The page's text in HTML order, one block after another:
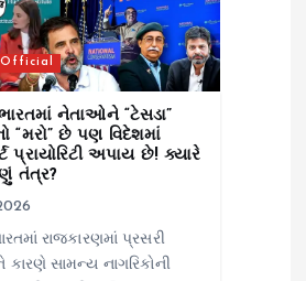
Official
નેતાઓને “ટેસડા”
“મરો” છે પણ વિદેશમાં
પ્રાયોરિટી અપાય છે! ક્યારે
તંત્ર?
રાજકારણમાં પ્રસરી
સામન્ય નાગરિકોની